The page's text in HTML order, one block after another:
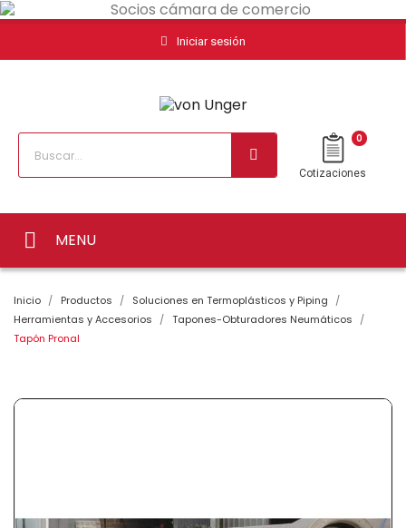
Iniciar sesión
0
Cotizaciones
MENU
Inicio Productos
Soluciones en Termoplásticos y Piping
Herramientas y Accesorios
Tapones-Obturadores Neumáticos
Tapón Pronal